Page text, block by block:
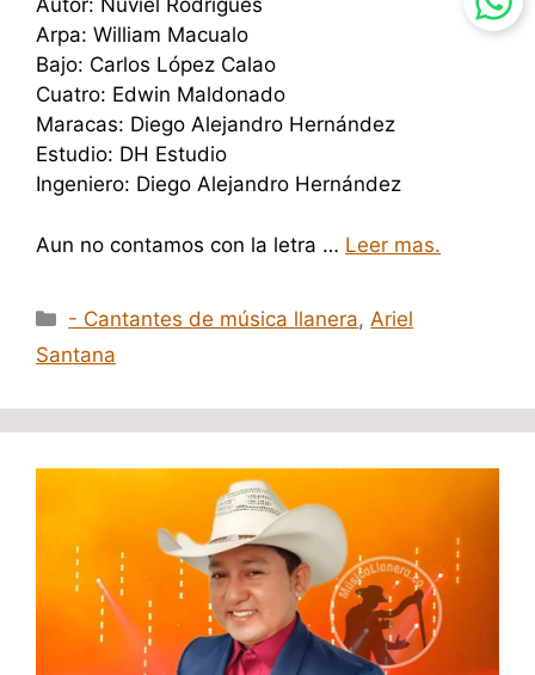
Autor: Nuviel Rodrigues
Arpa: William Macualo
Bajo: Carlos López Calao
Cuatro: Edwin Maldonado
Maracas: Diego Alejandro Hernández
Estudio: DH Estudio
Ingeniero: Diego Alejandro Hernández
Aun no contamos con la letra … Leer mas.
Categorías
- Cantantes de música llanera, Ariel
Santana